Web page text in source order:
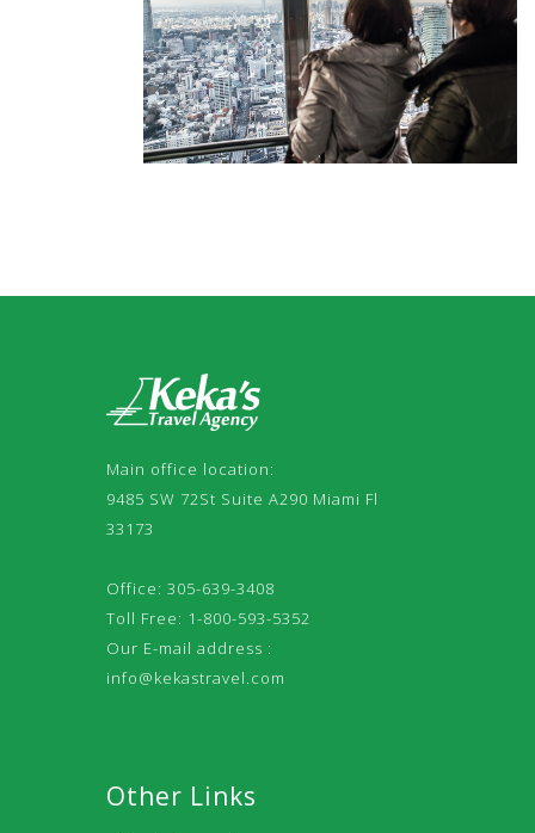
Main office location:
9485 SW 72St Suite A290 Miami Fl
33173
Office: 305-639-3408
Toll Free: 1-800-593-5352
Our E-mail address :
info@kekastravel.com
Other Links